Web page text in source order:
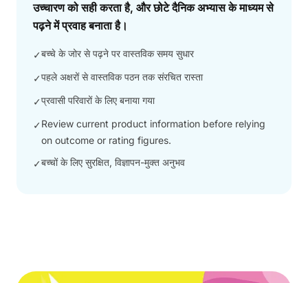
उच्चारण को सही करता है, और छोटे दैनिक अभ्यास के माध्यम से
पढ़ने में प्रवाह बनाता है।
✓बच्चे के जोर से पढ़ने पर वास्तविक समय सुधार
✓पहले अक्षरों से वास्तविक पठन तक संरचित रास्ता
✓प्रवासी परिवारों के लिए बनाया गया
✓Review current product information before relying
on outcome or rating figures.
✓बच्चों के लिए सुरक्षित, विज्ञापन-मुक्त अनुभव